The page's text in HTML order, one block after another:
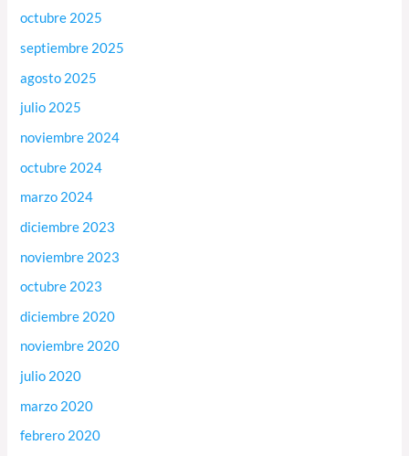
octubre 2025
septiembre 2025
agosto 2025
julio 2025
noviembre 2024
octubre 2024
marzo 2024
diciembre 2023
noviembre 2023
octubre 2023
diciembre 2020
noviembre 2020
julio 2020
marzo 2020
febrero 2020